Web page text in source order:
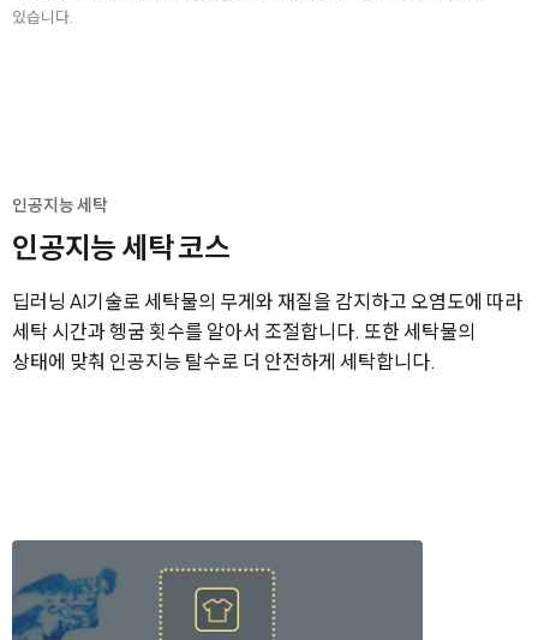
있습니다.
인공지능 세탁
인공지능 세탁 코스
딥러닝 AI기술로 세탁물의 무게와 재질을 감지하고 오염도에 따라
세탁 시간과 헹굼 횟수를 알아서 조절합니다. 또한 세탁물의
상태에 맞춰 인공지능 탈수로 더 안전하게 세탁합니다.